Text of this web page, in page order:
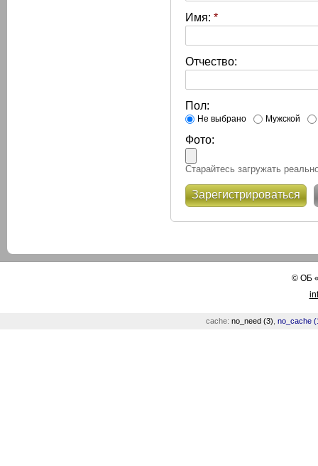
Имя: *
Отчество:
Пол:
Не выбрано Мужской
Фото:
Старайтесь загружать
Зарегистрироваться
©ОБ
cache: no_need (3) no_cache